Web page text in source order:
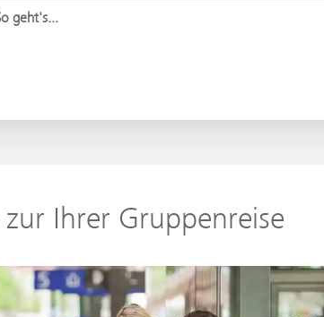
geht's...
Ihrer Gruppenreise